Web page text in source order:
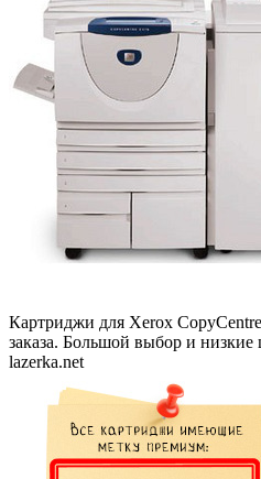
Картриджи для Xerox
заказа. Большой выбор и
lazerka.net